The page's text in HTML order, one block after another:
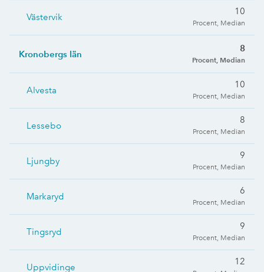
Västervik
10
Procent, Median
Kronobergs län
8
Procent, Median
Alvesta
10
Procent, Median
Lessebo
8
Procent, Median
Ljungby
9
Procent, Median
Markaryd
6
Procent, Median
Tingsryd
9
Procent, Median
Uppvidinge
12